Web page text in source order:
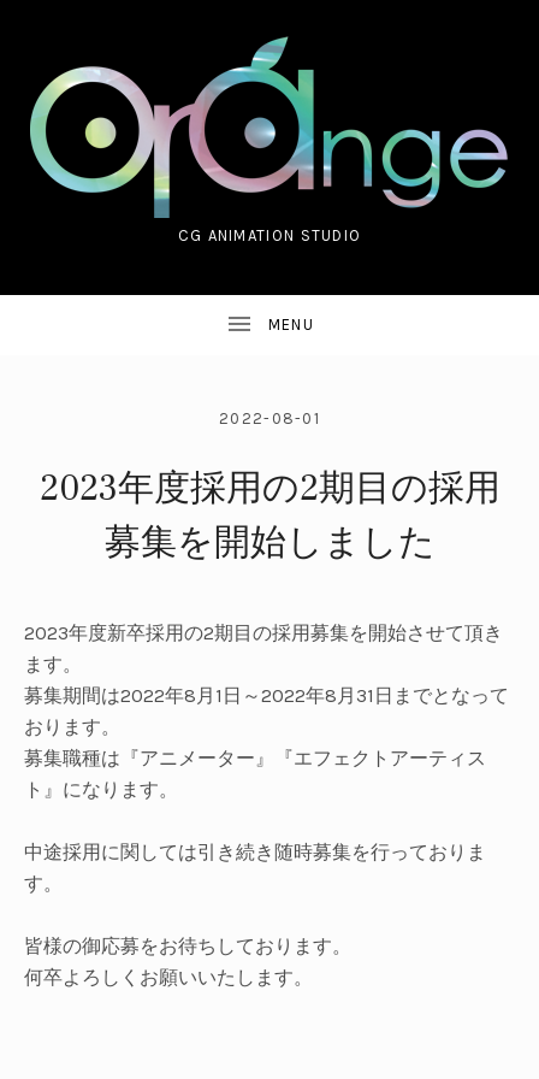
ORANGE CO.,LTD.
CG ANIMATION STUDIO
2023年度採用の2期目の採用
募集を開始しました
2022-08-01
2023年度新卒採用の2期目の採用募集を開始させて頂き
ます。
募集期間は2022年8月1日～2022年8月31日までとなって
おります。
募集職種は『アニメーター』『エフェクトアーティス
ト』になります。
中途採用に関しては引き続き随時募集を行っておりま
す。
皆様の御応募をお待ちしております。
何卒よろしくお願いいたします。